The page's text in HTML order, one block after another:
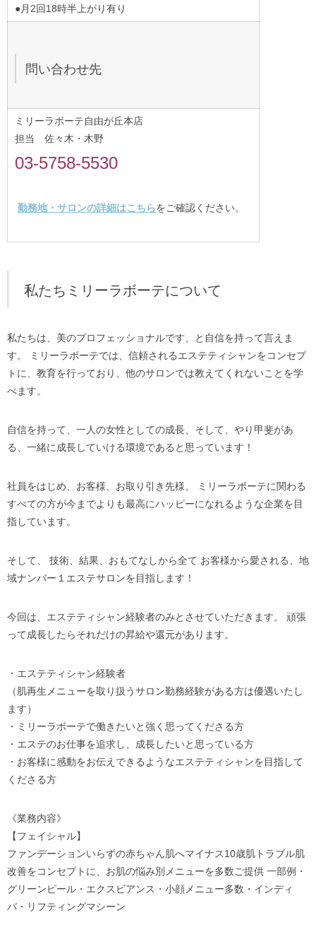
●月2回18時半上がり有り
問い合わせ先
ミリーラボーテ自由が丘本店
担当 佐々木・木野
03-5758-5530
勤務地・サロンの詳細はこちらをご確認ください。
私たちミリーラボーテについて
私たちは、美のプロフェッショナルです、と自信を持って言えま
す。 ミリーラボーテでは、信頼されるエステティシャンをコンセプ
トに、教育を行っており、他のサロンでは教えてくれないことを学
べます。
自信を持って、一人の女性としての成長、そして、やり甲斐があ
る、一緒に成長していける環境であると思っています！
社員をはじめ、お客様、お取り引き先様、 ミリーラボーテに関わる
すべての方が今までよりも最高にハッピーになれるような企業を目
指しています。
そして、 技術、結果、おもてなしから全て お客様から愛される、地
域ナンバー１エステサロンを目指します！
今回は、エステティシャン経験者のみとさせていただきます。 頑張
って成長したらそれだけの昇給や還元があります。
・エステティシャン経験者
（肌再生メニューを取り扱うサロン勤務経験がある方は優遇いたし
ます）
・ミリーラボーテで働きたいと強く思ってくださる方
・エステのお仕事を追求し、成長したいと思っている方
・お客様に感動をお伝えできるようなエステティシャンを目指して
くださる方
《業務内容》
【フェイシャル】
ファンデーションいらずの赤ちゃん肌へマイナス10歳肌トラブル肌
改善をコンセプトに、お肌の悩み別メニューを多数ご提供 一部例・
グリーンピール・エクスビアンス・小顔メニュー多数・インディ
バ・リフティングマシーン